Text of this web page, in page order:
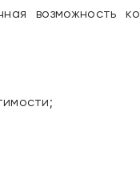
возможность